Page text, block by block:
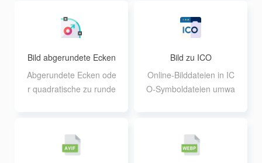
en
Bild abgerundete Ecken
Abgerundete Ecken ode
r quadratische zu runde
Bild zu ICO
Online-Bilddateien in IC
O-Symboldateien umwa